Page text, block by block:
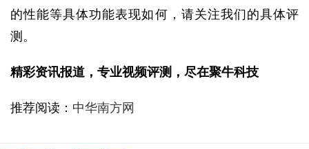
的性能等具体功能表现如何，请关注我们的具体评
测。
精彩资讯报道，专业视频评测，尽在聚牛科技
推荐阅读： 中华南方网